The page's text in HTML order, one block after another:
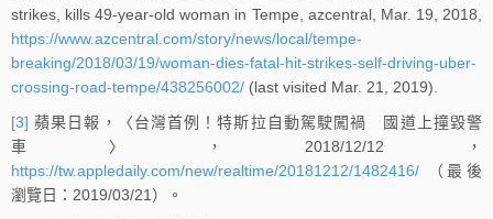
strikes, kills 49-year-old woman in Tempe, azcentral, Mar. 19, 2018,
https://www.azcentral.com/story/news/local/tempe-
breaking/2018/03/19/woman-dies-fatal-hit-strikes-self-driving-uber-
crossing-road-tempe/438256002/ (last visited Mar. 21, 2019).
[3] 蘋果日報，〈台灣首例！特斯拉自動駕駛闖禍 國道上撞毀警
車〉，2018/12/12，
https://tw.appledaily.com/new/realtime/20181212/1482416/ （最後
瀏覽日：2019/03/21）。